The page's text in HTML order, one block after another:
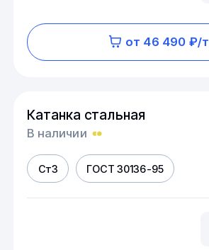
от 46 490 ₽/т
Катанка стальная
В наличии
Ст3 ГОСТ 30136-95